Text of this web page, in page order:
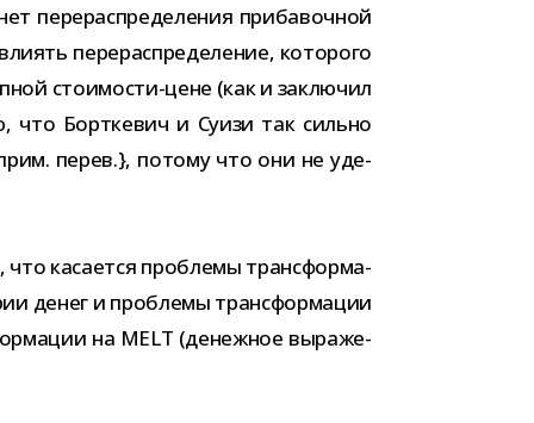
пере­рас­пре­де­ле­ния при­ба­воч­ной
пере­рас­пре­де­ле­ние, кото­рого
стоимости-​цене (как и заклю­чил
что Борткевич и Суизи так сильно
перев.}, потому что они не уде­
каса­ется про­блемы транс­фор­ма­
денег и про­блемы транс­фор­ма­ции
на MELT (денеж­ное выра­же­